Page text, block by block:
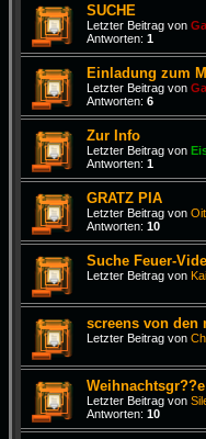
SUCHE
Letzter Beitrag von
Antworten: 1
Einladung zum
Letzter Beitrag von
Antworten: 6
Zur Info
Letzter Beitrag von
Antworten: 1
GRATZ PIA
Letzter Beitrag von
Antworten: 10
Suche Feuer-
Letzter Beitrag von
screens von den
Letzter Beitrag von
Weihnachtsgr??e
Letzter Beitrag von
Antworten: 10